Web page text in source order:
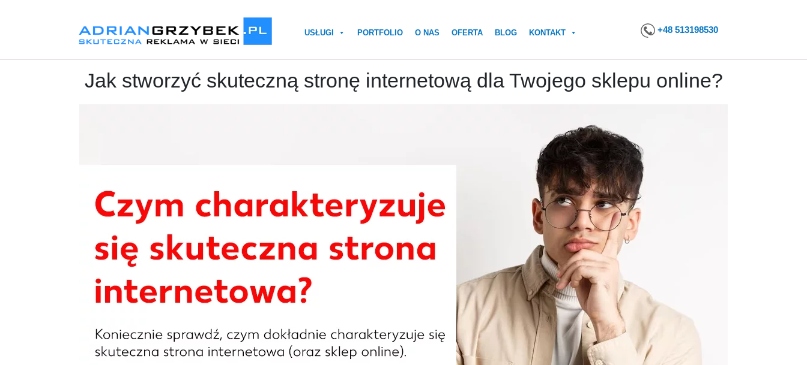
USŁUGI PORTFOLIO O NAS OFERTA BLOG KONTAKT +48 513198530
Jak stworzyć skuteczną stronę internetową dla Twojego sklepu online?